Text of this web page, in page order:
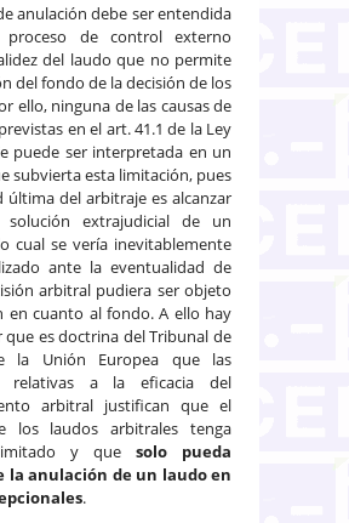
anulación debe ser entendida
de control externo
del laudo que no permite
del fondo de la decisión de los
ello, ninguna de las causas de
en el art. 41.1 de la Ley
puede ser interpretada en un
subvierta esta limitación, pues
última del arbitraje es alcanzar
extrajudicial de un
cual se vería inevitablemente
ante la eventualidad de
arbitral pudiera ser objeto
en cuanto al fondo. A ello hay
que es doctrina del Tribunal de
la Unión Europea que las
relativas a la eficacia del
arbitral justifican que el
los laudos arbitrales tenga
y que solo pueda
la anulación de un laudo en
.